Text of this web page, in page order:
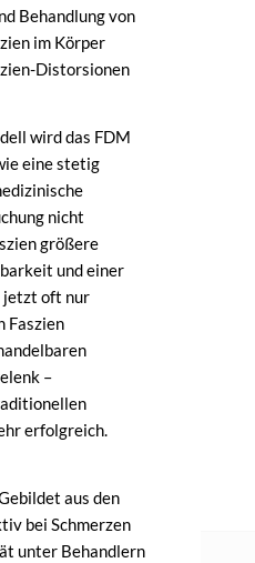
Behandlung von
im Körper
Distorsionen
wird das FDM
eine stetig
nicht
größere
und einer
jetzt oft nur
Faszien
–
erfolgreich.
aus den
bei Schmerzen
unter Behandlern